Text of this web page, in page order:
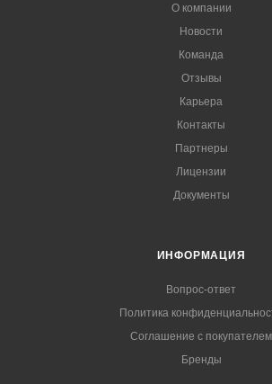
О компании
Новости
Команда
Отзывы
Карьера
Контакты
Партнеры
Лицензии
Документы
ИНФОРМАЦИЯ
Вопрос-ответ
Политика
Соглашение с покупателем
Бренды